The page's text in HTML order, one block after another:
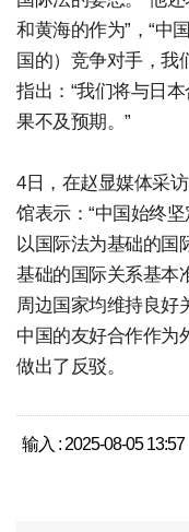
和黄海的作为”，“中
国的）竞争对手，我
指出：“我们将与日
果不及预期。”
4日，在赵显媒体采
馆表示：“中国始终
以国际法为基础的国
基础的国际关系基本
周边国家均维持良好
中国的友好合作作为
做出了反驳。
输入 : 2025-08-05